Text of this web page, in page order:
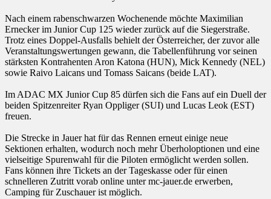
Nach einem rabenschwarzen Wochenende möchte Maximilian
Ernecker im Junior Cup 125 wieder zurück auf die Siegerstraße.
Trotz eines Doppel-Ausfalls behielt der Österreicher, der zuvor alle
Veranstaltungswertungen gewann, die Tabellenführung vor seinen
stärksten Kontrahenten Aron Katona (HUN), Mick Kennedy (NEL)
sowie Raivo Laicans und Tomass Saicans (beide LAT).
Im ADAC MX Junior Cup 85 dürfen sich die Fans auf ein Duell der
beiden Spitzenreiter Ryan Oppliger (SUI) und Lucas Leok (EST)
freuen.
Die Strecke in Jauer hat für das Rennen erneut einige neue
Sektionen erhalten, wodurch noch mehr Überholoptionen und eine
vielseitige Spurenwahl für die Piloten ermöglicht werden sollen.
Fans können ihre Tickets an der Tageskasse oder für einen
schnelleren Zutritt vorab online unter mc-jauer.de erwerben,
Camping für Zuschauer ist möglich.